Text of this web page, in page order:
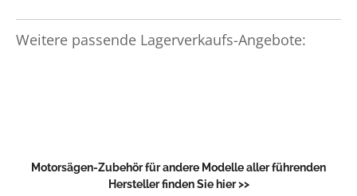
Weitere passende Lagerverkaufs-Angebote:
Motorsägen-Zubehör für andere Modelle aller führenden
Hersteller finden Sie hier >>